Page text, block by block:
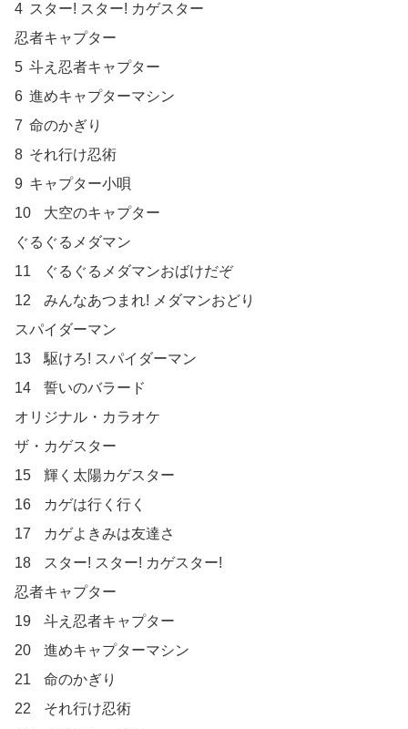
4	スター! スター! カゲスター
忍者キャプター
5	斗え忍者キャプター
6	進めキャプターマシン
7	命のかぎり
8	それ行け忍術
9	キャプター小唄
10	大空のキャプター
ぐるぐるメダマン
11	ぐるぐるメダマンおばけだぞ
12	みんなあつまれ! メダマンおどり
スパイダーマン
13	駆けろ! スパイダーマン
14	誓いのバラード
オリジナル・カラオケ
ザ・カゲスター
15	輝く太陽カゲスター
16	カゲは行く行く
17	カゲよきみは友達さ
18	スター! スター! カゲスター!
忍者キャプター
19	斗え忍者キャプター
20	進めキャプターマシン
21	命のかぎり
22	それ行け忍術